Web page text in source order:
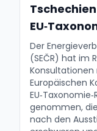
Der
(SEČR) hat im
Europäischen
genommen,
nach den